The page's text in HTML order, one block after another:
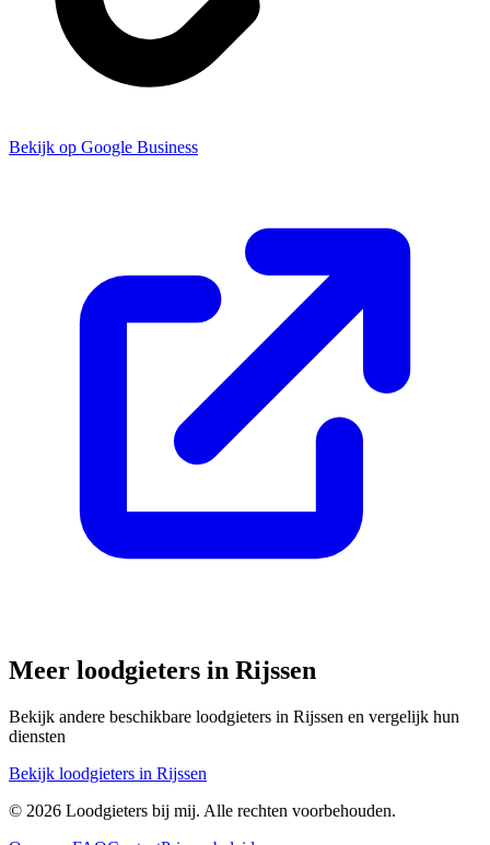
Bekijk op Google Business
Meer loodgieters in Rijssen
Bekijk andere beschikbare loodgieters in Rijssen en vergelijk hun
diensten
Bekijk loodgieters in Rijssen
© 2026 Loodgieters bij mij. Alle rechten voorbehouden.